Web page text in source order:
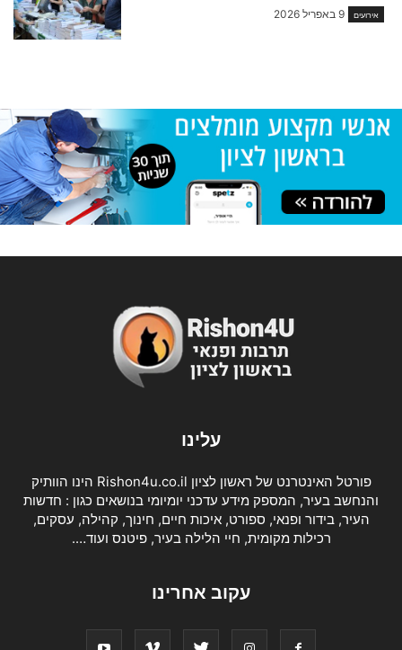
אירועים 9 באפריל 2026
עלינו
פורטל האינטרנט של ראשון לציון Rishon4u.co.il הינו הוותיק
והנחשב בעיר, המספק מידע עדכני יומיומי בנושאים כגון : חדשות
העיר, בידור ופנאי, ספורט, איכות חיים, חינוך, קהילה, עסקים,
רכילות מקומית, חיי הלילה בעיר, פיטנס ועוד….
עקוב אחרינו